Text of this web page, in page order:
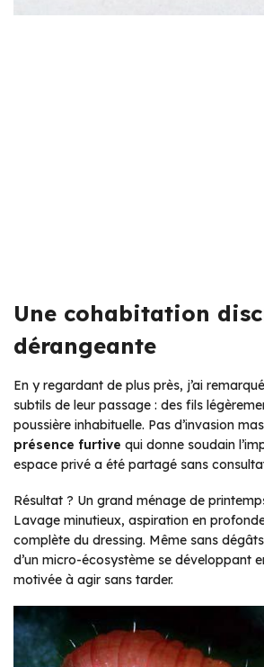
Une cohabitation
dérangeante
En y regardant de plus près, j’ai
subtils de leur passage : des fils
poussière inhabituelle. Pas d’invasion
présence furtive qui donne soudain
espace privé a été partagé sans
Résultat ? Un grand ménage de
Lavage minutieux, aspiration en
complète du dressing. Même sans
d’un micro-écosystème se développant
motivée à agir sans tarder.